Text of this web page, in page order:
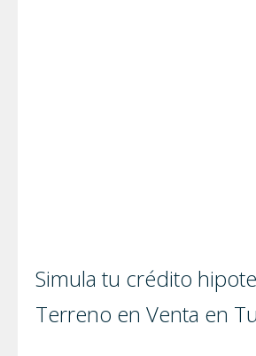
Simula tu crédito
Terreno en Venta en